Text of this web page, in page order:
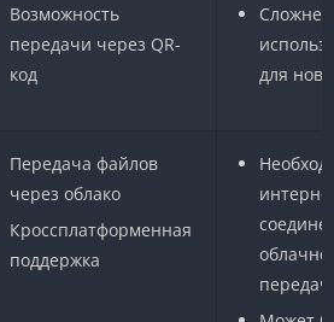
Возможность
передачи через QR-
код
для
Передача файлов
через облако
Кроссплатформенная
поддержка